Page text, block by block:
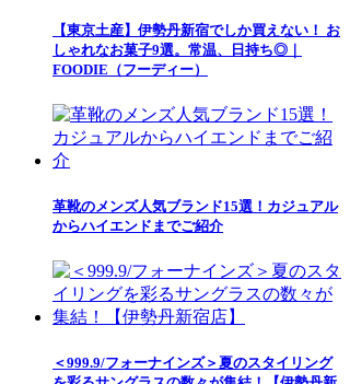
【東京土産】伊勢丹新宿でしか買えない！ お
しゃれなお菓子9選。常温、日持ち◎｜
FOODIE（フーディー）
革靴のメンズ人気ブランド15選！カジュアル
からハイエンドまでご紹介
＜999.9/フォーナインズ＞夏のスタイリング